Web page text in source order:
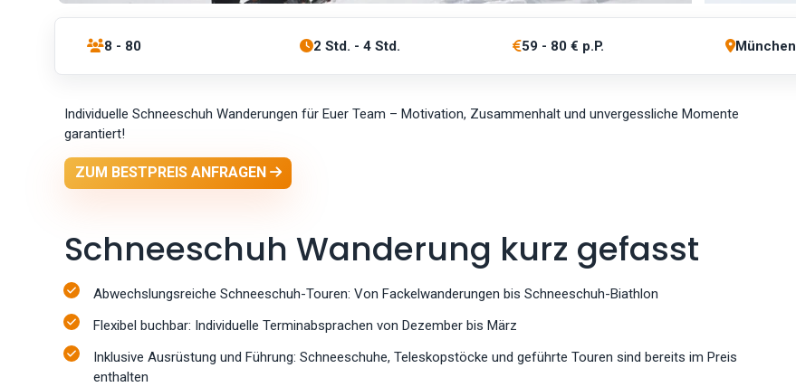
8 - 80 2 Std. - 4 Std. 59 - 80 € p.P. München
Individuelle Schneeschuh Wanderungen für Euer Team – Motivation, Zusammenhalt und unvergessliche Momente
garantiert!
ZUM BESTPREIS ANFRAGEN
Schneeschuh Wanderung kurz gefasst
Abwechslungsreiche Schneeschuh-Touren: Von Fackelwanderungen bis Schneeschuh-Biathlon
Flexibel buchbar: Individuelle Terminabsprachen von Dezember bis März
Inklusive Ausrüstung und Führung: Schneeschuhe, Teleskopstöcke und geführte Touren sind bereits im Preis
enthalten